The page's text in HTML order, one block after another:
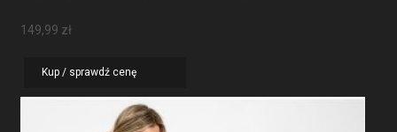
149,99 zł
Kup / sprawdź cenę